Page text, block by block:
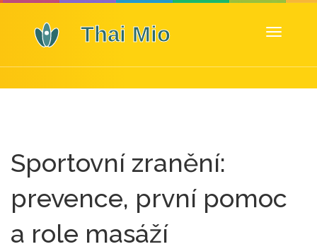
Zobrazit
Sportovní zranění:
prevence, první pomoc
a role masáží